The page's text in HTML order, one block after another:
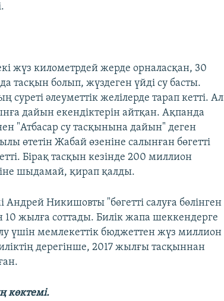
жүз километрдей жерде орналасқан, 30
тасқын болып, жүздеген үйді су басты.
әлеуметтік желілерде тарап кетті. Ал
дайын екендіктерін айтқан. Ақпанда
"Атбасар су тасқынына дайын" деген
өтетін Жабай өзеніне салынған бөгетті
Бірақ тасқын кезінде 200 миллион
шыдамай, қирап қалды.
Никишовты "бөгетті салуға бөлінген
жылға соттады. Билік жапа шеккендерге
үшін мемлекеттік бюджеттен жүз миллион
дерегінше, 2017 жылғы тасқыннан
көктемі.